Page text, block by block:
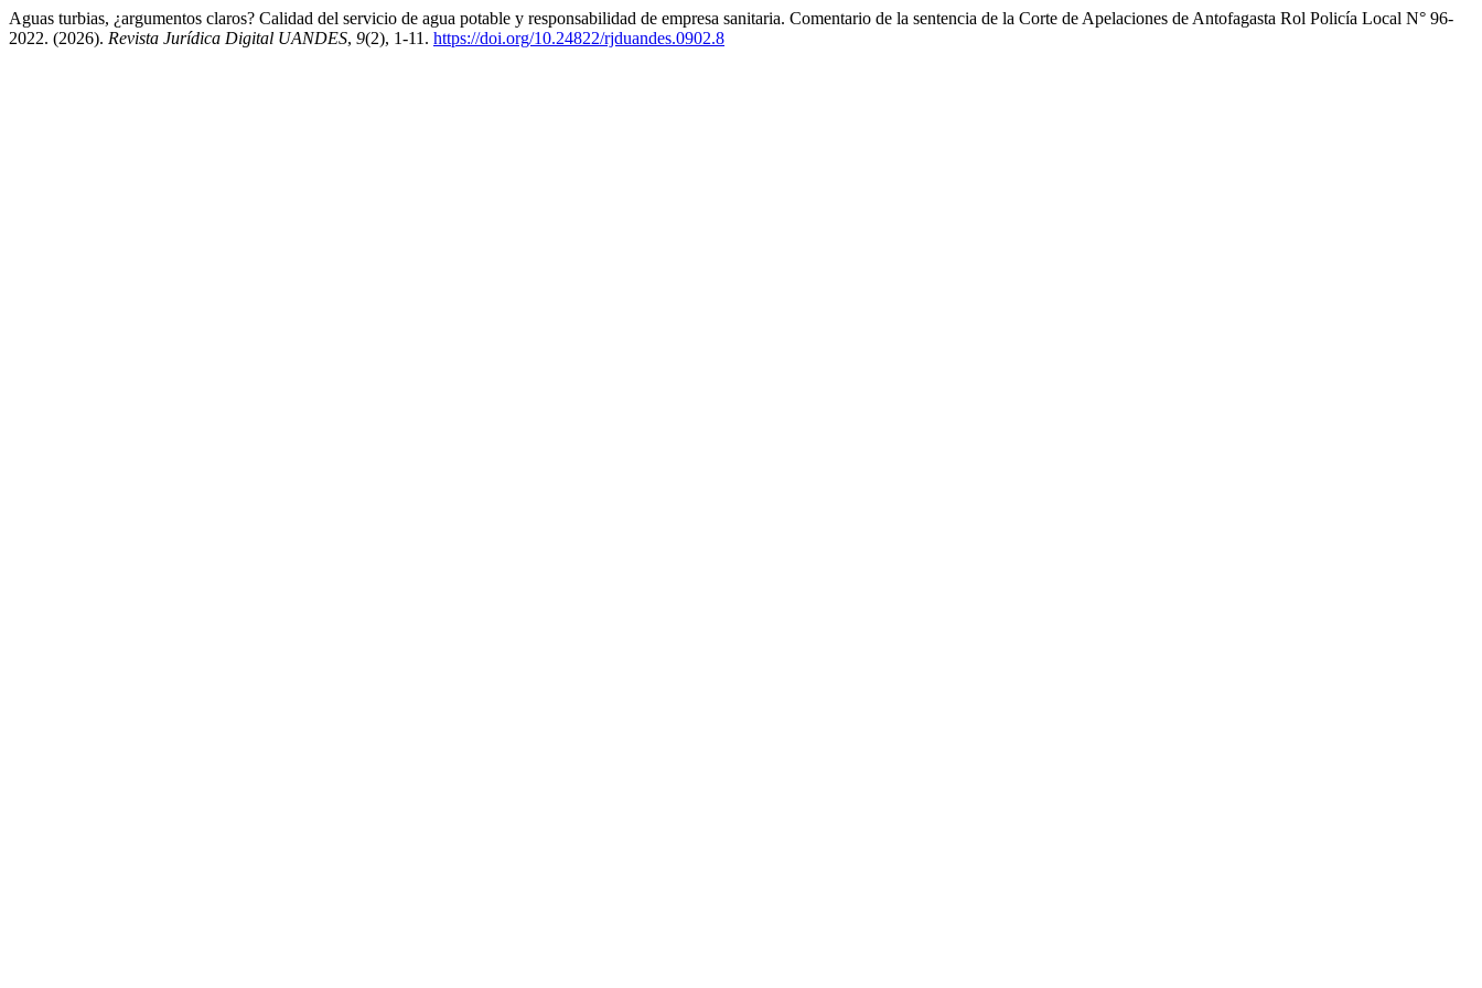
Aguas turbias, ¿argumentos claros? Calidad del servicio de agua potable y responsabilidad de empresa sanitaria. Comentario de la sentencia de la Corte de Apelaciones de Antofagasta Rol Policía Local N° 96-
2022. (2026). Revista Jurídica Digital UANDES, 9(2), 1-11. https://doi.org/10.24822/rjduandes.0902.8